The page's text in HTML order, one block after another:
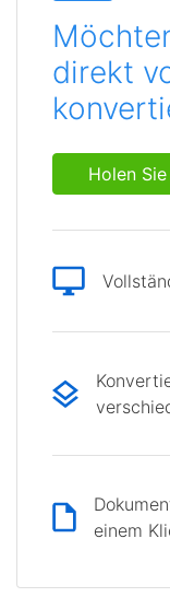
direkt
Holen
einem